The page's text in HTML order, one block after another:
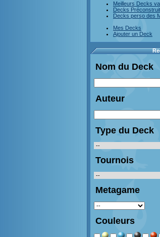
Meilleurs Decks
Decks
Decks perso des
Mes Decks
Ajouter un Deck
Nom du Deck
Auteur
Type du Deck
Tournois
Metagame
Couleurs